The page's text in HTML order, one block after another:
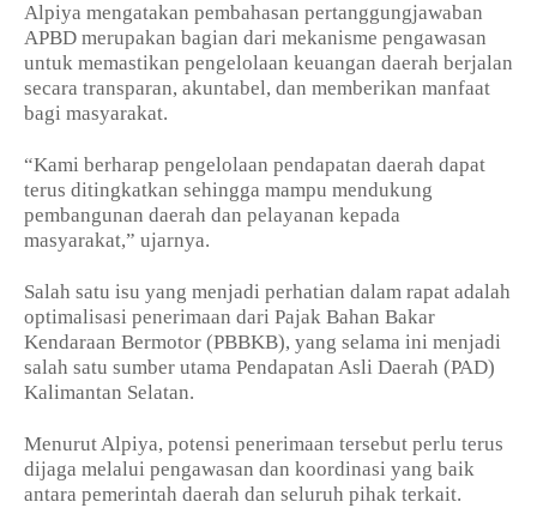
Alpiya mengatakan pembahasan pertanggungjawaban
APBD merupakan bagian dari mekanisme pengawasan
untuk memastikan pengelolaan keuangan daerah berjalan
secara transparan, akuntabel, dan memberikan manfaat
bagi masyarakat.
“Kami berharap pengelolaan pendapatan daerah dapat
terus ditingkatkan sehingga mampu mendukung
pembangunan daerah dan pelayanan kepada
masyarakat,” ujarnya.
Salah satu isu yang menjadi perhatian dalam rapat adalah
optimalisasi penerimaan dari Pajak Bahan Bakar
Kendaraan Bermotor (PBBKB), yang selama ini menjadi
salah satu sumber utama Pendapatan Asli Daerah (PAD)
Kalimantan Selatan.
Menurut Alpiya, potensi penerimaan tersebut perlu terus
dijaga melalui pengawasan dan koordinasi yang baik
antara pemerintah daerah dan seluruh pihak terkait.